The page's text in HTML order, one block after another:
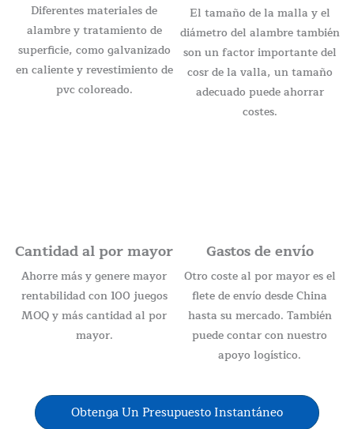
Diferentes materiales de
alambre y tratamiento de
superficie, como galvanizado
en caliente y revestimiento de
pvc coloreado.
El tamaño de la malla y el
diámetro del alambre también
son un factor importante del
cosr de la valla, un tamaño
adecuado puede ahorrar
costes.
Cantidad al por mayor
Ahorre más y genere mayor
rentabilidad con 100 juegos
MOQ y más cantidad al por
mayor.
Gastos de envío
Otro coste al por mayor es el
flete de envío desde China
hasta su mercado. También
puede contar con nuestro
apoyo logístico.
Obtenga Un Presupuesto Instantáneo